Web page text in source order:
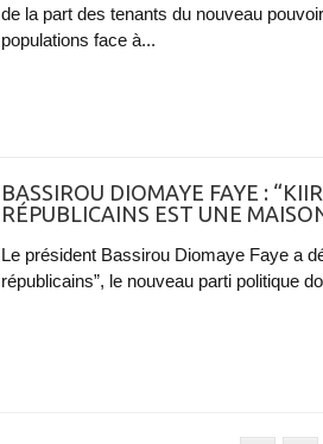
de la part des tenants du nouveau
populations face à...
BASSIROU DIOMAYE FAYE :
RÉPUBLICAINS EST UNE
Le président Bassirou Diomaye Faye a
républicains”, le nouveau parti politique